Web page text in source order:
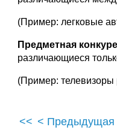
(Пример: легковые
Предметная
различающиеся
(Пример: телевизоры
<< < Предыдущая